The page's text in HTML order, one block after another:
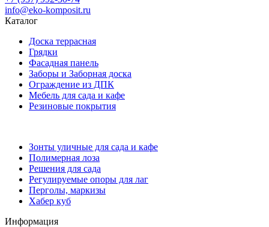
info@eko-komposit.ru
Каталог
Доска террасная
Грядки
Фасадная панель
Заборы и Заборная доска
Ограждение из ДПК
Мебель для сада и кафе
Резиновые покрытия
Зонты уличные для сада и кафе
Полимерная лоза
Решения для сада
Регулируемые опоры для лаг
Перголы, маркизы
Хабер куб
Информация